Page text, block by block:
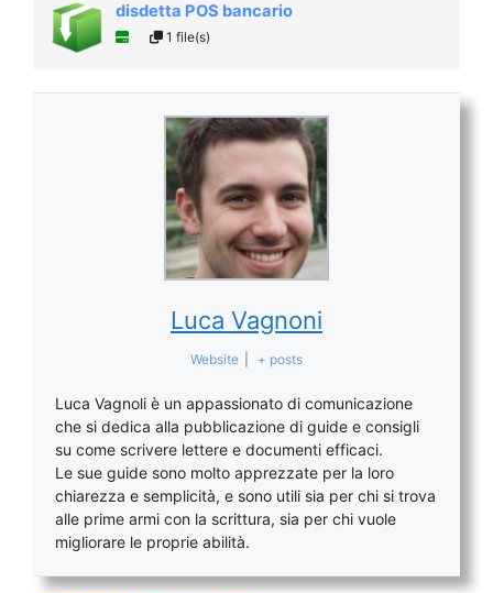
disdetta POS bancario
1 file(s)
Luca Vagnoni
Website + posts
Luca Vagnoli è un appassionato di comunicazione
che si dedica alla pubblicazione di guide e consigli
su come scrivere lettere e documenti efficaci.
Le sue guide sono molto apprezzate per la loro
chiarezza e semplicità, e sono utili sia per chi si trova
alle prime armi con la scrittura, sia per chi vuole
migliorare le proprie abilità.